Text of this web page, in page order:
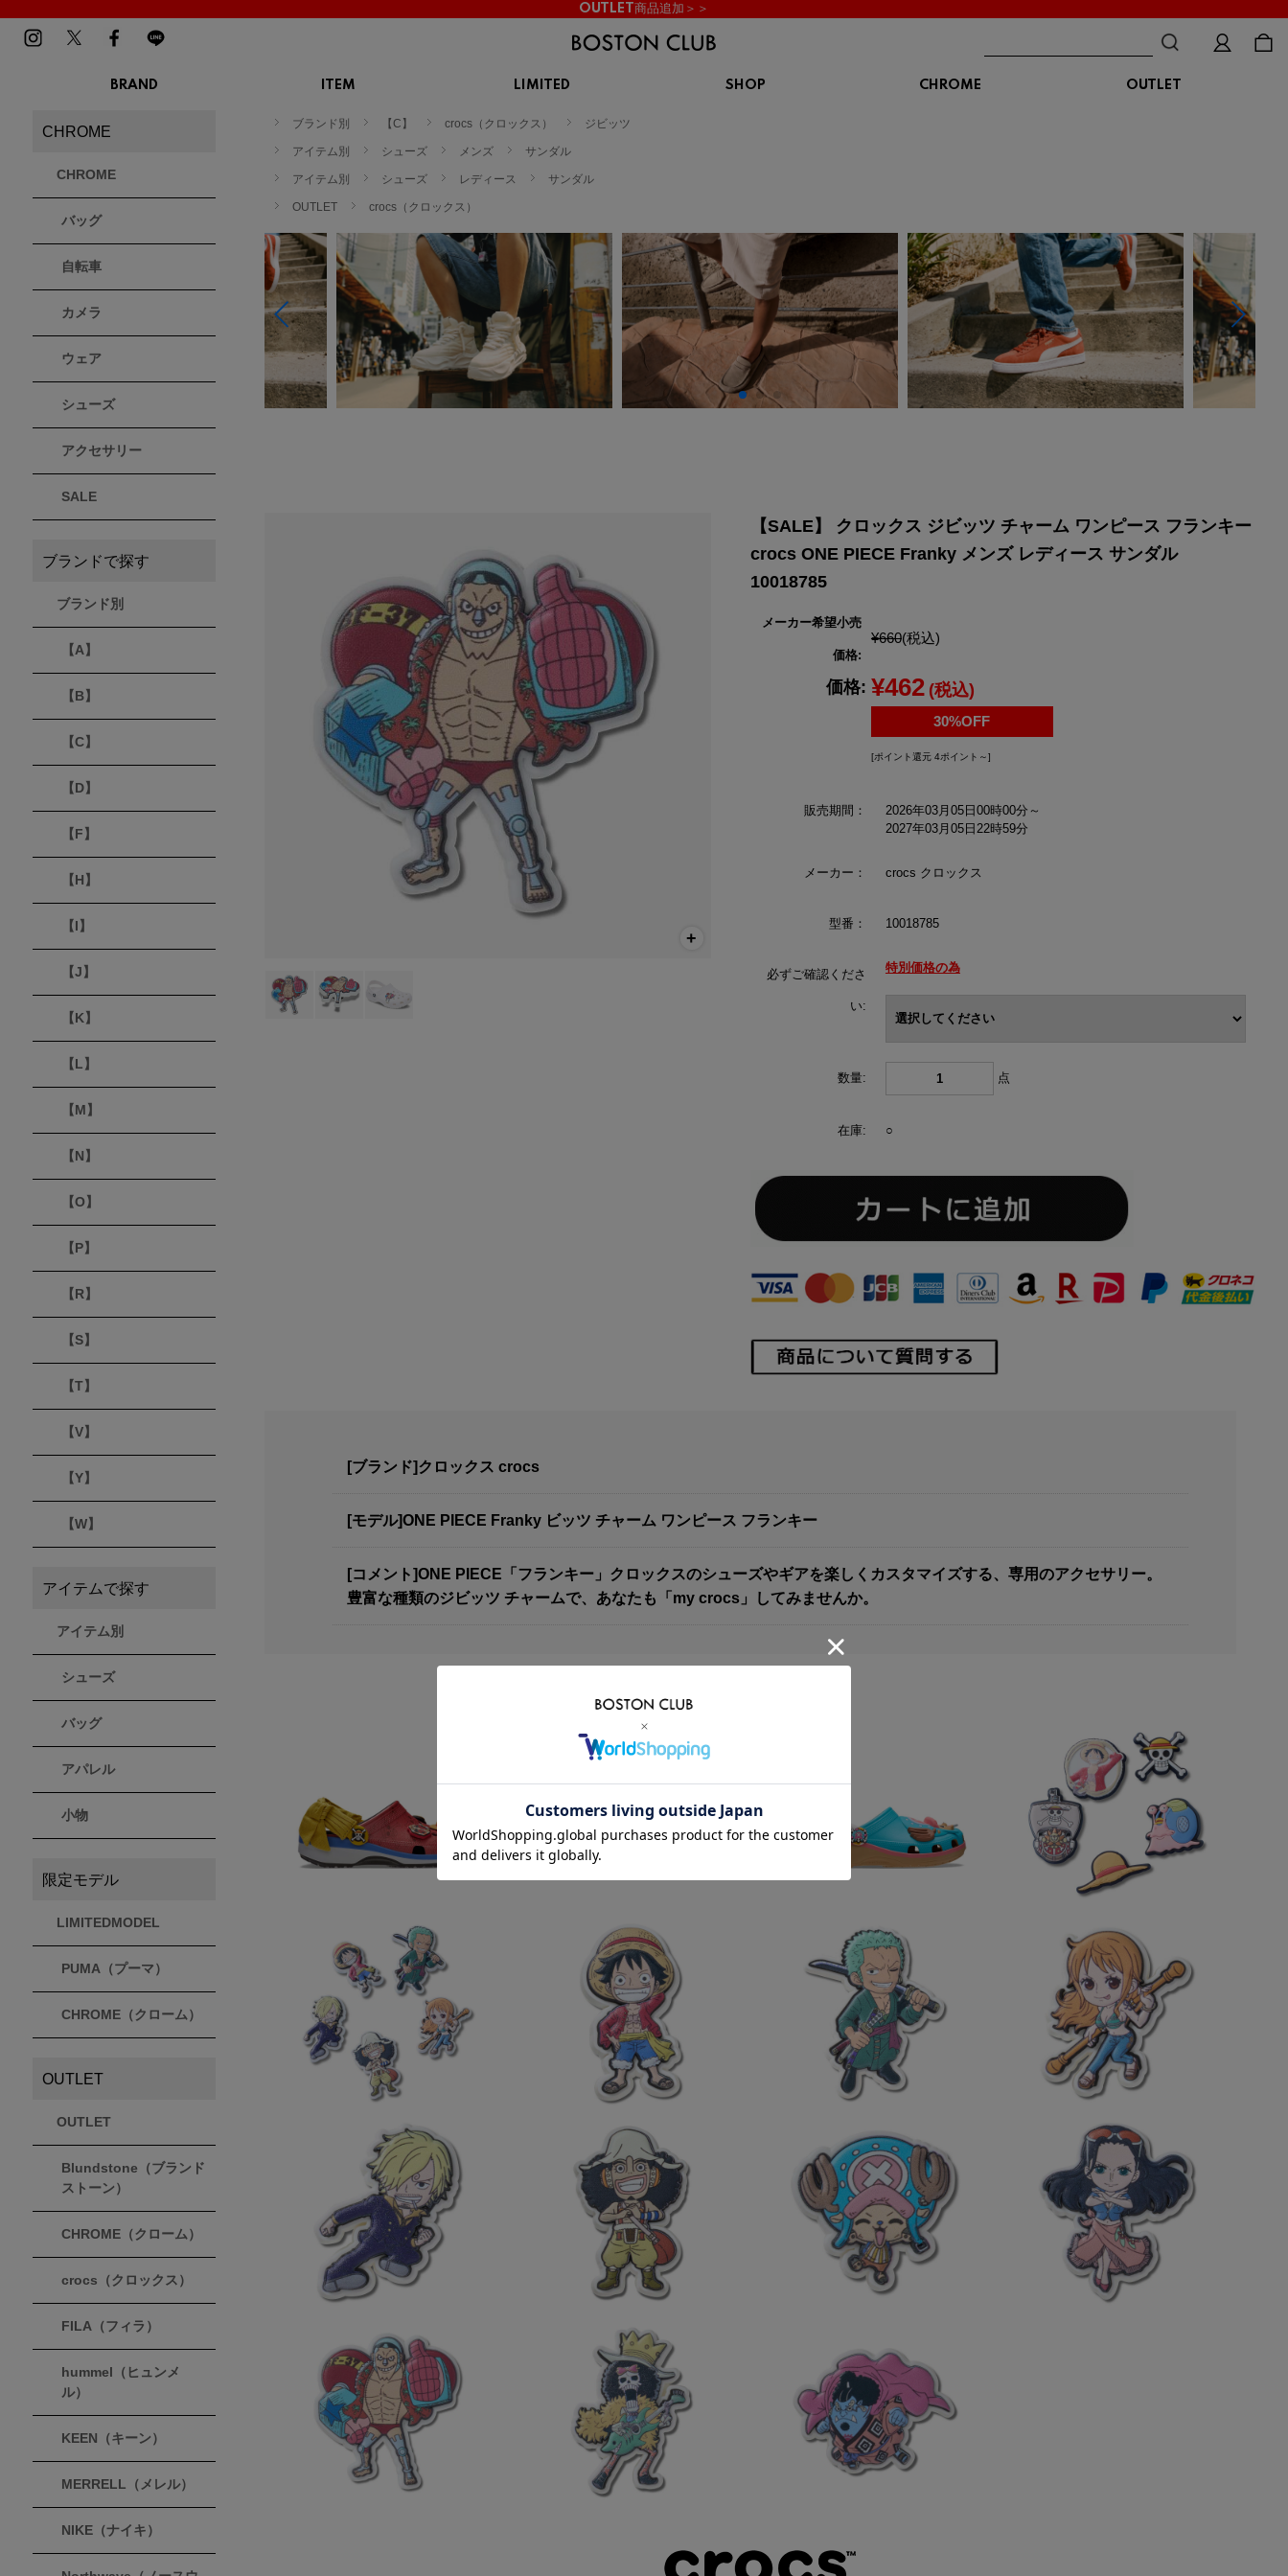
OUTLET商品追加＞＞
BRAND
BMZ
BROOKS
CHROME
Dr.Martens
ドクターマーチン
フィラ
フラワーマウンテン
ヒュンメル
イノヴェイト
カルフ
キーン
マリブサンダルズ
メレル
ミズノ
MOUTH
new balance
ニューバランス
NIKE
ナイキ
Northwave
ノースウェーブ
OAKLEY
オークリー
On
オン
Organic handloom
オーガニックハンドルーム
PALLADIUM
パラディウム
PANTHER
パンサー
パトリック
PUMA
ROSY LILY
ロジーリリー
Saucony
サッカニー
SHAKA
SKECHERS
スケッチャーズ
SPINGLE
スピングル
STANCE
スタンス
ITEM
スニーカー
ブーツ
トレッキングシューズ
ルームシューズ
アウター
トップス
パンツ
ソックス
アクセサリー
サンダル
ブーツ
トレッキングシューズ
アウター
トップス
パンツ
ソックス
カメラバッグ
アクセサリー
LIMITED SHOP CHROME
OUTLET
ブランド別 【C】 crocs（クロックス） ジビッツ
アイテム別 シューズ メンズ サンダル
アイテム別 シューズ レディース サンダル
OUTLET crocs（クロックス）
【SALE】 クロックス ジビッツ チャーム ワンピース フランキー
crocs ONE PIECE Franky メンズ レディース サンダル
10018785
メーカー希望小売
価格:
¥660(税込)
価格: ¥462 (税込)
30%OFF
[ポイント還元 4ポイント～]
販売期間：
2026年03月05日00時00分～
2027年03月05日22時59分
メーカー： crocs クロックス
型番： 10018785
必ずご確認くださ
い:
特別価格の為
数量: 点
在庫: ○
[ブランド]クロックス crocs
[モデル]ONE PIECE Franky ビッツ チャーム ワンピース フランキー
[コメント]ONE PIECE「フランキー」クロックスのシューズやギアを楽しくカスタマイズする、専用のアクセサリー。
豊富な種類のジビッツ チャームで、あなたも「my crocs」してみませんか。
CHROME
CHROME
バッグ
自転車
カメラ
ウェア
シューズ
アクセサリー
SALE
ブランドで探す
ブランド別
【A】
【B】
【C】
【D】
【F】
【H】
【I】
【J】
【K】
【L】
【M】
【N】
【O】
【P】
【R】
【S】
【T】
【V】
【Y】
【W】
アイテムで探す
アイテム別
シューズ
バッグ
アパレル
小物
限定モデル
LIMITEDMODEL
PUMA（プーマ）
CHROME（クローム）
OUTLET
OUTLET
Blundstone（ブランド
ストーン）
CHROME（クローム）
crocs（クロックス）
FILA（フィラ）
hummel（ヒュンメ
ル）
KEEN（キーン）
MERRELL（メレル）
NIKE（ナイキ）